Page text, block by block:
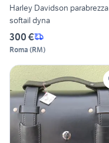
Harley Davidson parabrezza
softail dyna
300 €
Roma (RM)